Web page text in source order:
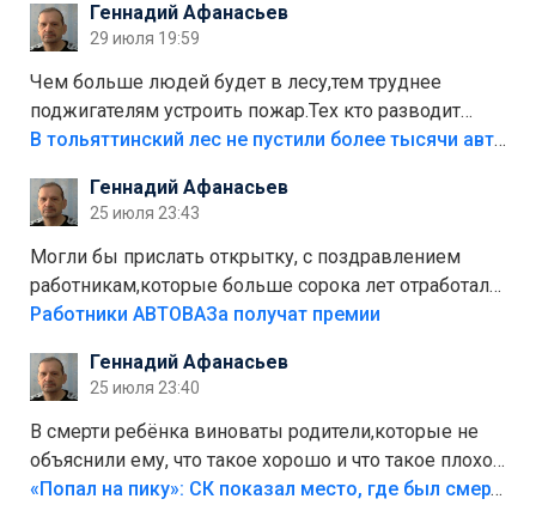
лежала в парке и испортилась.Да еще,видимо,часть
украли.
Геннадий Афанасьев
29 июля 19:59
Чем больше людей будет в лесу,тем труднее
поджигателям устроить пожар.Тех кто разводит
костры,тех надо безбожно штрафовать.Камер полно
Штрафы мизерные.
В тольяттинский лес не пустили более тысячи автомобилей
Геннадий Афанасьев
25 июля 23:43
Могли бы прислать открытку, с поздравлением
работникам,которые больше сорока лет отработали
на предприятии.
Работники АВТОВАЗа получат премии
Геннадий Афанасьев
25 июля 23:40
В смерти ребёнка виноваты родители,которые не
объяснили ему, что такое хорошо и что такое плохо!
Лезть через такой забор,верх безумия,есть же
«Попал на пику»: СК показал место, где был смертельно травмирован ребенок в Тольятти